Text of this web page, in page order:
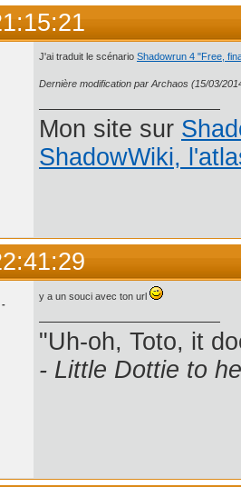
J'ai traduit le scénario Shadowrun 4 "Free,
Dernière modification par Archaos (15/03/
Mon site sur
ShadowWiki,
-
y a un souci avec ton url
"Uh-oh, Toto, it
- Little Dottie to